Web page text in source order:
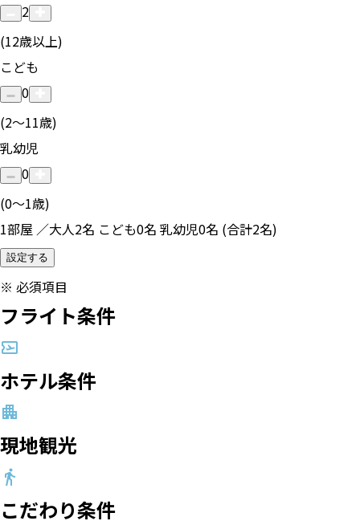
2
(12歳以上)
こども
0
(2〜11歳)
乳幼児
0
(0〜1歳)
1部屋 ／大人2名 こども0名 乳幼児0名 (合計2名)
設定する
※ 必須項目
フライト条件
ホテル条件
現地観光
こだわり条件